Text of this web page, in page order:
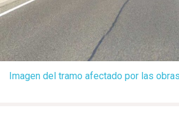
Imagen del tramo afectado por las